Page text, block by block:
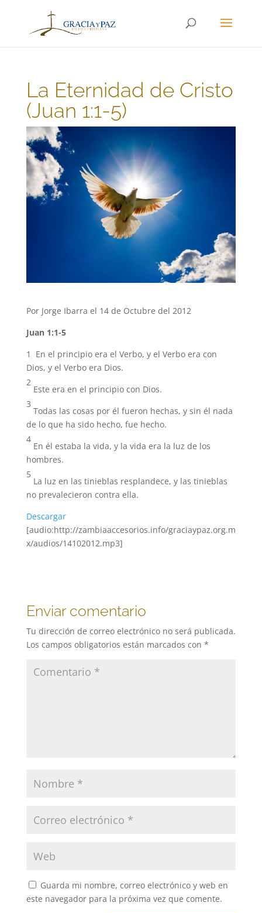
La Eternidad de Cristo
(Juan 1:1-5)
Por Jorge Ibarra el 14 de Octubre del 2012
Juan 1:1-5
1 En el principio era el Verbo, y el Verbo era con
Dios, y el Verbo era Dios.
2
Este era en el principio con Dios.
3
Todas las cosas por él fueron hechas, y sin él nada
de lo que ha sido hecho, fue hecho.
4
En él estaba la vida, y la vida era la luz de los
hombres.
5
La luz en las tinieblas resplandece, y las tinieblas
no prevalecieron contra ella.
Descargar
[audio:http://zambiaaccesorios.info/graciaypaz.org.m
x/audios/14102012.mp3]
Enviar comentario
Tu dirección de correo electrónico no será publicada.
Los campos obligatorios están marcados con *
Guarda mi nombre, correo electrónico y web en
este navegador para la próxima vez que comente.